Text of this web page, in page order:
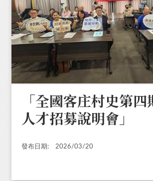
「全國客庄村史第
人才招募說明會」
發布日期: 2026/03/20